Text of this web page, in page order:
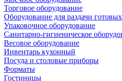
Торговое оборудование
Оборудование для раздачи
Упаковочное оборудование
Санитарно-гигиеническое
Весовое оборудование
Инвентарь кухонный
Посуда и столовые приборы
Форматы
Гостиницы